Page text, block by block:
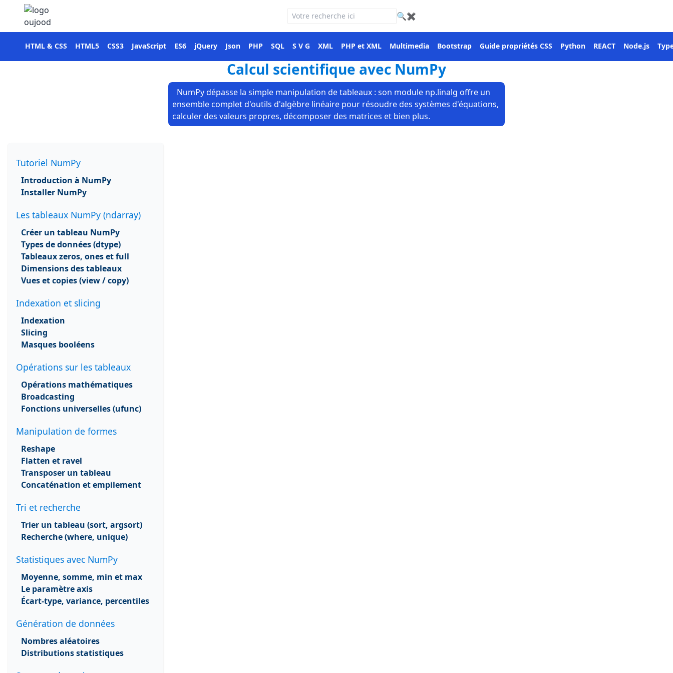
🔍 ✖
HTML & CSS HTML5 CSS3 JavaScript ES6 jQuery Json PHP SQL S V G XML PHP et XML Multimedia Bootstrap Guide propriétés CSS Python REACT Node.js
Calcul scientifique avec NumPy
NumPy dépasse la simple manipulation de tableaux : son module np.linalg offre un
ensemble complet d'outils d'algèbre linéaire pour résoudre des systèmes d'équations,
calculer des valeurs propres, décomposer des matrices et bien plus.
Tutoriel NumPy
Introduction à NumPy
Installer NumPy
Les tableaux NumPy (ndarray)
Créer un tableau NumPy
Types de données (dtype)
Tableaux zeros, ones et full
Dimensions des tableaux
Vues et copies (view / copy)
Indexation et slicing
Indexation
Slicing
Masques booléens
Opérations sur les tableaux
Opérations mathématiques
Broadcasting
Fonctions universelles (ufunc)
Manipulation de formes
Reshape
Flatten et ravel
Transposer un tableau
Concaténation et empilement
Tri et recherche
Trier un tableau (sort, argsort)
Recherche (where, unique)
Statistiques avec NumPy
Moyenne, somme, min et max
Le paramètre axis
Écart-type, variance, percentiles
Génération de données
Nombres aléatoires
Distributions statistiques